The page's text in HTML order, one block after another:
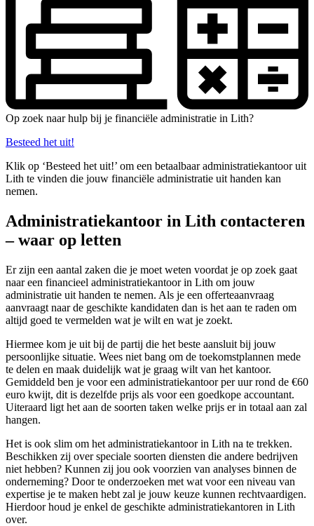
Op zoek naar hulp bij je financiële administratie in Lith?
Besteed het uit!
Klik op ‘Besteed het uit!’ om een betaalbaar administratiekantoor uit
Lith te vinden die jouw financiële administratie uit handen kan
nemen.
Administratiekantoor in Lith contacteren
– waar op letten
Er zijn een aantal zaken die je moet weten voordat je op zoek gaat
naar een financieel administratiekantoor in Lith om jouw
administratie uit handen te nemen. Als je een offerteaanvraag
aanvraagt naar de geschikte kandidaten dan is het aan te raden om
altijd goed te vermelden wat je wilt en wat je zoekt.
Hiermee kom je uit bij de partij die het beste aansluit bij jouw
persoonlijke situatie. Wees niet bang om de toekomstplannen mede
te delen en maak duidelijk wat je graag wilt van het kantoor.
Gemiddeld ben je voor een administratiekantoor per uur rond de €60
euro kwijt, dit is dezelfde prijs als voor een goedkope accountant.
Uiteraard ligt het aan de soorten taken welke prijs er in totaal aan zal
hangen.
Het is ook slim om het administratiekantoor in Lith na te trekken.
Beschikken zij over speciale soorten diensten die andere bedrijven
niet hebben? Kunnen zij jou ook voorzien van analyses binnen de
onderneming? Door te onderzoeken met wat voor een niveau van
expertise je te maken hebt zal je jouw keuze kunnen rechtvaardigen.
Hierdoor houd je enkel de geschikte administratiekantoren in Lith
over.